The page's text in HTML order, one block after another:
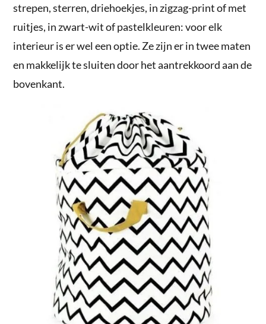
strepen, sterren, driehoekjes, in zigzag-print of met
ruitjes, in zwart-wit of pastelkleuren: voor elk
interieur is er wel een optie. Ze zijn er in twee maten
en makkelijk te sluiten door het aantrekkoord aan de
bovenkant.